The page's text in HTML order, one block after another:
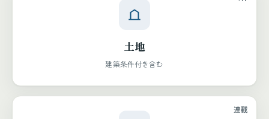
土地
建築条件付き含む
連載